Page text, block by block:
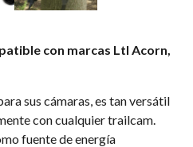
con marcas Ltl Acorn,
sus cámaras, es tan versátil
con cualquier trailcam.
fuente de energía